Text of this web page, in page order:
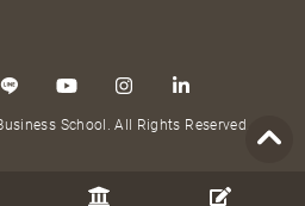
School. All Rights Reserved.